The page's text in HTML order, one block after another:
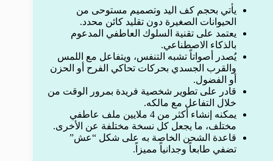
يأتي بحجم كف اليد وتصميم مستوحى من
الحيوانات الصغيرة دون تقليد كائن محدد.
يعتمد على تقنية السلوك العاطفي المدعوم
بالذكاء الاصطناعي.
يُصدر أصواتاً تشبه التنفس، ويتفاعل مع اللمس
والقرب الجسدي بحركات تحاكي الفرح أو الحزن
أو الفضول.
قادر على تطوير شخصية فريدة بمرور الوقت من
خلال التفاعل مع مالكه.
يمكنه إنشاء أكثر من 4 ملايين ملف عاطفي
مختلف، ما يجعل كل نسخة مختلفة عن الأخرى.
قاعدة الشحن الخاصة به على شكل “عش”
تضفي طابعاً وجدانياً مميزاً.